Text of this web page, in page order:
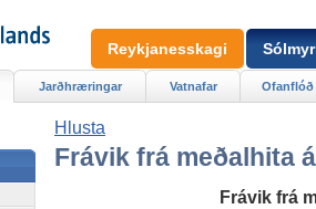
Hlusta
Frávik frá meðalhita
Frávik frá
Jarðhræringar Vatnafar Ofanflóð
Reykjanesskagi